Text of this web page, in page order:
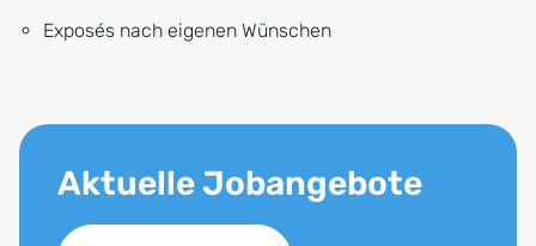
Exposés nach eigenen Wünschen
Aktuelle Jobangebote